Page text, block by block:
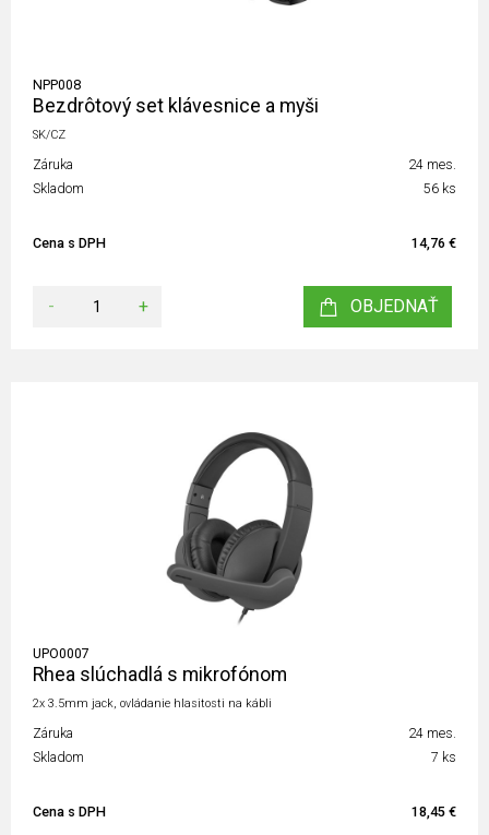
NPP008
Bezdrôtový set klávesnice a myši
SK/CZ
Záruka
24 mes.
Skladom
56 ks
Cena s DPH 14,76 €
- + OBJEDNAŤ
UPO0007
Rhea slúchadlá s mikrofónom
2x 3.5mm jack, ovládanie hlasitosti na kábli
Záruka
24 mes.
Skladom
7 ks
Cena s DPH 18,45 €